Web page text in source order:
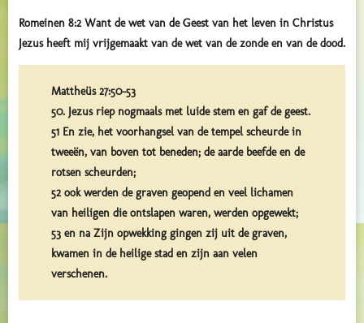
Romeinen 8:2 Want de wet van de Geest van het leven in Christus
Jezus heeft mij vrijgemaakt van de wet van de zonde en van de dood.
Mattheüs 27:50-53
50. Jezus riep nogmaals met luide stem en gaf de geest.
51 En zie, het voorhangsel van de tempel scheurde in
tweeën, van boven tot beneden; de aarde beefde en de
rotsen scheurden;
52 ook werden de graven geopend en veel lichamen
van heiligen die ontslapen waren, werden opgewekt;
53 en na Zijn opwekking gingen zij uit de graven,
kwamen in de heilige stad en zijn aan velen
verschenen.